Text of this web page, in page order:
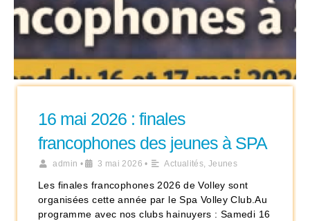
16 mai 2026 : finales
francophones des jeunes à SPA
admin • 3 mai 2026 • Actualités, Jeunes
Les finales francophones 2026 de Volley sont
organisées cette année par le Spa Volley Club.Au
programme avec nos clubs hainuyers : Samedi 16